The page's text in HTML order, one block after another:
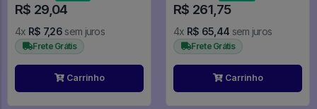
R$ 29,04
4x R$ 7,26 sem juros
Frete Grátis
Carrinho
R$ 261,75
4x R$ 65,44 sem juros
Frete Grátis
Carrinho